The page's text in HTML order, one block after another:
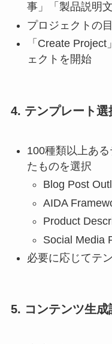
事」「製品説明文
プロジェクトの
「Create
ェクトを開始
4. テンプレート選
100種類以上あ
たものを選択
Blog Post
AIDA
Product
Social Media
必要に応じてテ
5. コンテンツ生成